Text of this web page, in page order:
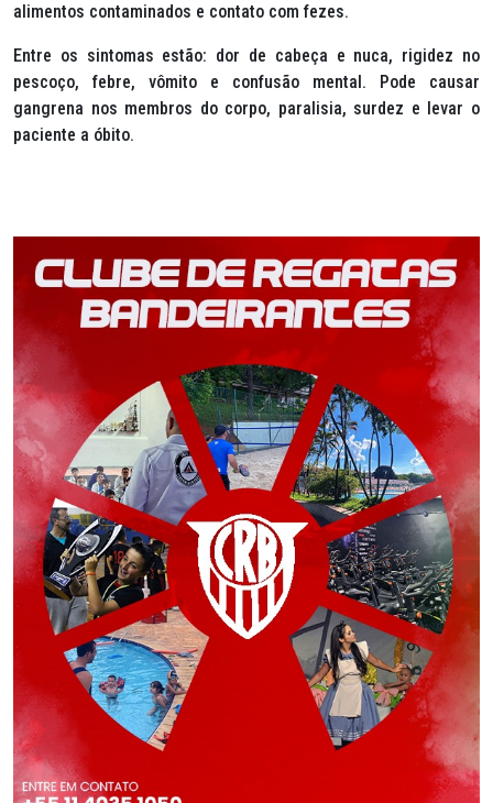
alimentos contaminados e contato com fezes.
Entre os sintomas estão: dor de cabeça e nuca, rigidez no
pescoço, febre, vômito e confusão mental. Pode causar
gangrena nos membros do corpo, paralisia, surdez e levar o
paciente a óbito.